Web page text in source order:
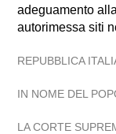
adeguamento
autorimessa siti
REPUBBLICA
IN NOME DEL
LA CORTE